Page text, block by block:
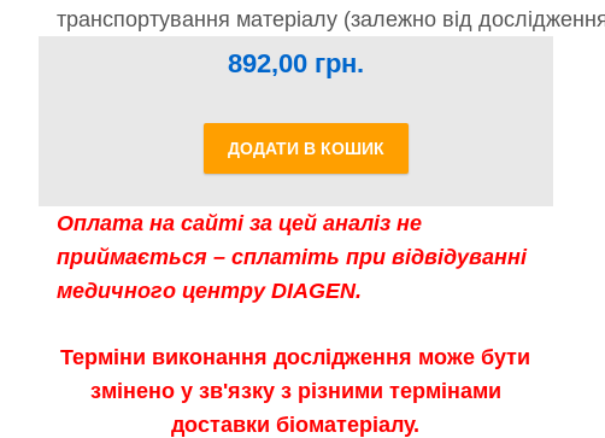
транспортування матеріалу (залежно від
892,00 грн.
ДОДАТИ В КОШИК
Оплата на сайті за цей аналіз не
приймається – сплатіть при відвідуванні
медичного центру DIAGEN.
Терміни виконання дослідження може бути
змінено у зв'язку з різними термінами
доставки біоматеріалу.